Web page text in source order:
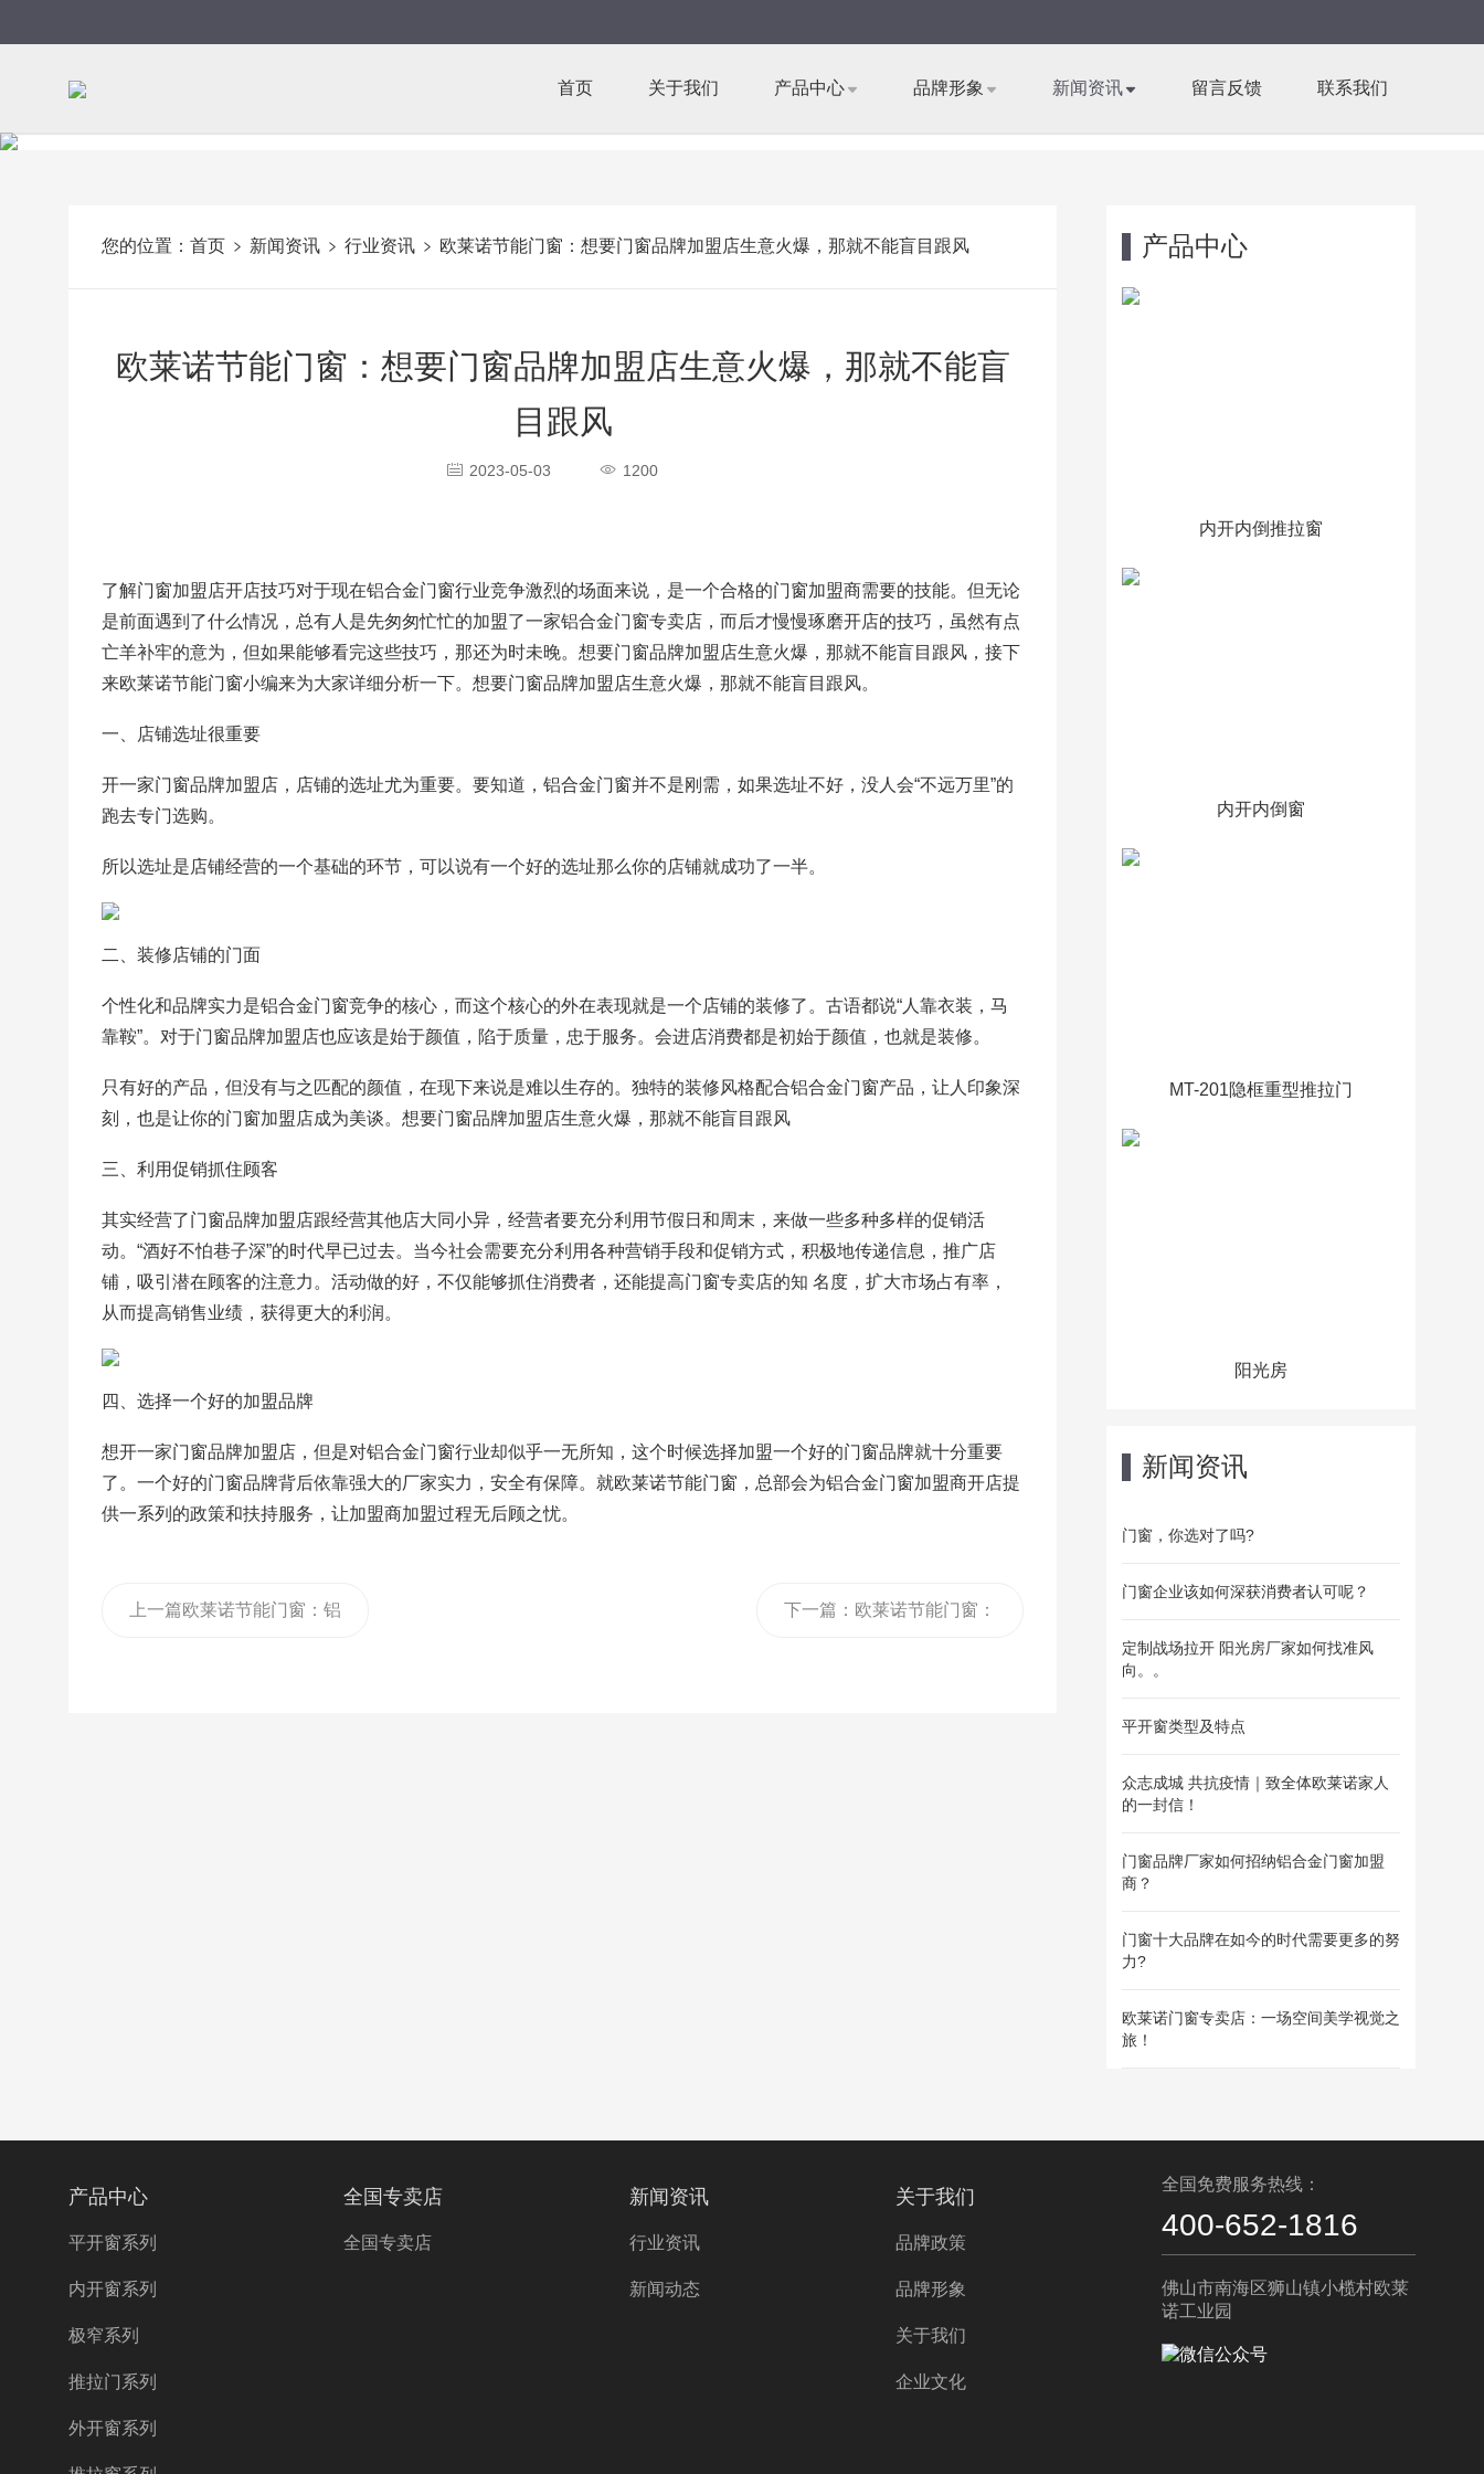
首页 关于我们 产品中心 品牌形象 新闻资讯 留言反馈 联系我们
您的位置： 首页 新闻资讯 行业资讯 欧莱诺节能门窗：想要门窗品牌加盟店生意火爆，那就不能盲目跟风
欧莱诺节能门窗：想要门窗品牌加盟店生意火爆，那就不能盲
目跟风
2023-05-03 1200
了解门窗加盟店开店技巧对于现在铝合金门窗行业竞争激烈的场面来说，是一个合格的门窗加盟商需要的技能。但无论
是前面遇到了什么情况，总有人是先匆匆忙忙的加盟了一家铝合金门窗专卖店，而后才慢慢琢磨开店的技巧，虽然有点
亡羊补牢的意为，但如果能够看完这些技巧，那还为时未晚。想要门窗品牌加盟店生意火爆，那就不能盲目跟风，接下
来欧莱诺节能门窗小编来为大家详细分析一下。想要门窗品牌加盟店生意火爆，那就不能盲目跟风。
一、店铺选址很重要
开一家门窗品牌加盟店，店铺的选址尤为重要。要知道，铝合金门窗并不是刚需，如果选址不好，没人会“不远万里”的
跑去专门选购。
所以选址是店铺经营的一个基础的环节，可以说有一个好的选址那么你的店铺就成功了一半。
二、装修店铺的门面
个性化和品牌实力是铝合金门窗竞争的核心，而这个核心的外在表现就是一个店铺的装修了。古语都说“人靠衣装，马
靠鞍”。对于门窗品牌加盟店也应该是始于颜值，陷于质量，忠于服务。会进店消费都是初始于颜值，也就是装修。
只有好的产品，但没有与之匹配的颜值，在现下来说是难以生存的。独特的装修风格配合铝合金门窗产品，让人印象深
刻，也是让你的门窗加盟店成为美谈。想要门窗品牌加盟店生意火爆，那就不能盲目跟风
三、利用促销抓住顾客
其实经营了门窗品牌加盟店跟经营其他店大同小异，经营者要充分利用节假日和周末，来做一些多种多样的促销活
动。“酒好不怕巷子深”的时代早已过去。当今社会需要充分利用各种营销手段和促销方式，积极地传递信息，推广店
铺，吸引潜在顾客的注意力。活动做的好，不仅能够抓住消费者，还能提高门窗专卖店的知 名度，扩大市场占有率，
从而提高销售业绩，获得更大的利润。
四、选择一个好的加盟品牌
想开一家门窗品牌加盟店，但是对铝合金门窗行业却似乎一无所知，这个时候选择加盟一个好的门窗品牌就十分重要
了。一个好的门窗品牌背后依靠强大的厂家实力，安全有保障。就欧莱诺节能门窗，总部会为铝合金门窗加盟商开店提
供一系列的政策和扶持服务，让加盟商加盟过程无后顾之忧。
上一篇欧莱诺节能门窗：铝 下一篇： 欧莱诺节能门窗：
产品中心
内开内倒推拉窗
内开内倒窗
MT-201隐框重型推拉门
阳光房
新闻资讯
门窗，你选对了吗?
门窗企业该如何深获消费者认可呢？
定制战场拉开 阳光房厂家如何找准风
向。。
平开窗类型及特点
众志成城 共抗疫情｜致全体欧莱诺家人
的一封信！
门窗品牌厂家如何招纳铝合金门窗加盟
商？
门窗十大品牌在如今的时代需要更多的努
力?
欧莱诺门窗专卖店：一场空间美学视觉之
旅！
产品中心
平开窗系列
内开窗系列
极窄系列
推拉门系列
外开窗系列
全国专卖店
全国专卖店
新闻资讯
行业资讯
新闻动态
关于我们
品牌政策
品牌形象
关于我们
企业文化
全国免费服务热线：
400-652-1816
佛山市南海区狮山镇小榄村欧莱
诺工业园